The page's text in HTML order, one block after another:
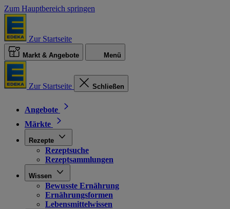
Zum Hauptbereich springen
Zur Startseite
Markt & Angebote Menü
Zur Startseite Schließen
Angebote
Märkte
Rezepte
Rezeptsuche
Rezeptsammlungen
Wissen
Bewusste Ernährung
Ernährungsformen
Lebensmittelwissen